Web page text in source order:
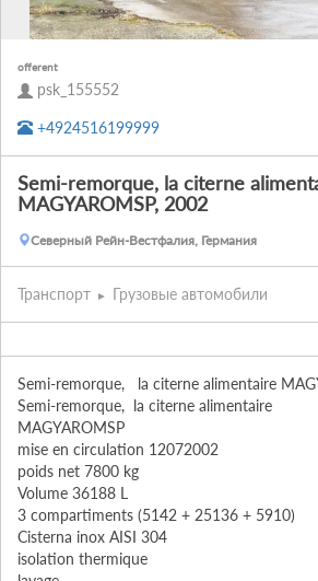
offerent
psk_155552
+4924516199999
Semi-remorque, la citerne
MAGYAROMSP, 2002
Северный Рейн-Вестфалия, Германия
Транспорт Грузовые автомобили
Semi-remorque,   la citerne alimentaire
Semi-remorque,  la citerne alimentaire
MAGYAROMSP
mise en circulation 12072002
poids net 7800 kg
Volume 36188 L
3 compartiments (5142 + 25136 + 5910)
Cisterna inox AISI 304
isolation thermique